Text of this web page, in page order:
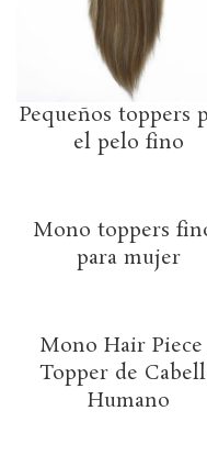
Pequeños toppers
el pelo fino
Mono toppers
para mujer
Mono Hair
Topper de
Humano